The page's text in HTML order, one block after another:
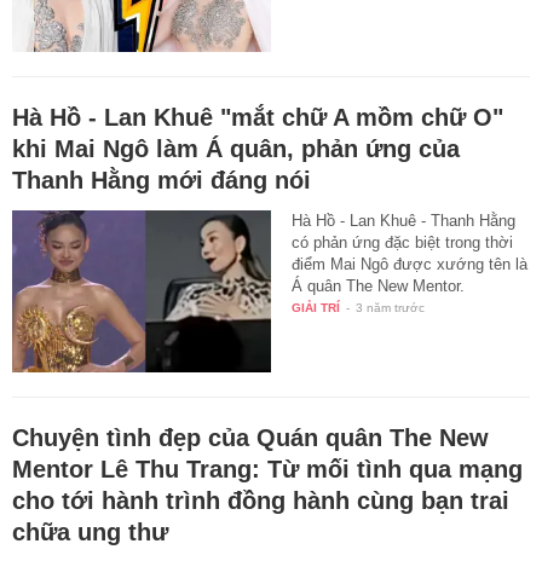
Hà Hồ - Lan Khuê "mắt chữ A mồm chữ O"
khi Mai Ngô làm Á quân, phản ứng của
Thanh Hằng mới đáng nói
Hà Hồ - Lan Khuê - Thanh Hằng
có phản ứng đặc biệt trong thời
điểm Mai Ngô được xướng tên là
Á quân The New Mentor.
GIẢI TRÍ - 3 năm trước
Chuyện tình đẹp của Quán quân The New
Mentor Lê Thu Trang: Từ mối tình qua mạng
cho tới hành trình đồng hành cùng bạn trai
chữa ung thư